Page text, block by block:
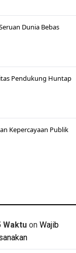
Dunia Bebas
Pendukung Huntap
Kepercayaan Publik
Waktu on Wajib